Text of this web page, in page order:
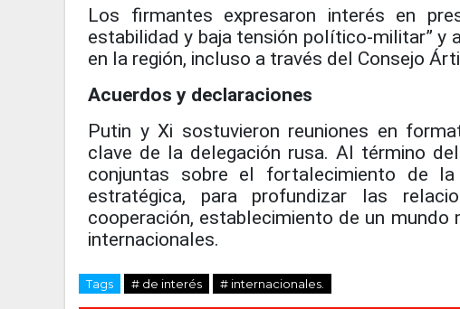
Los firmantes expresaron interés en
estabilidad y baja tensión político-militar” y
en la región, incluso a través del Consejo
Acuerdos y declaraciones
Putin y Xi sostuvieron reuniones en
clave de la delegación rusa. Al término
conjuntas sobre el fortalecimiento de
estratégica, para profundizar las
cooperación, establecimiento de un
internacionales.
Tags # de interés # internacionales.